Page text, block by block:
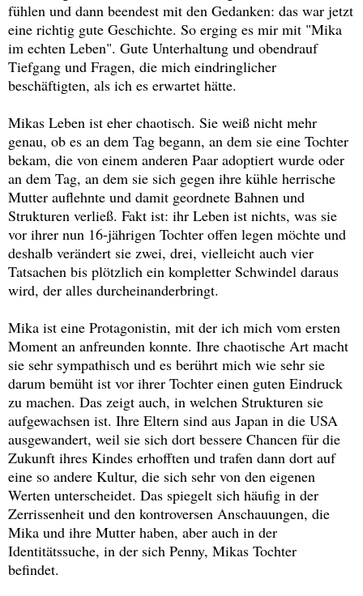
fühlen und dann beendest mit den Gedanken: das war jetzt
eine richtig gute Geschichte. So erging es mir mit "Mika
im echten Leben". Gute Unterhaltung und obendrauf
Tiefgang und Fragen, die mich eindringlicher
beschäftigten, als ich es erwartet hätte.
Mikas Leben ist eher chaotisch. Sie weiß nicht mehr
genau, ob es an dem Tag begann, an dem sie eine Tochter
bekam, die von einem anderen Paar adoptiert wurde oder
an dem Tag, an dem sie sich gegen ihre kühle herrische
Mutter auflehnte und damit geordnete Bahnen und
Strukturen verließ. Fakt ist: ihr Leben ist nichts, was sie
vor ihrer nun 16-jährigen Tochter offen legen möchte und
deshalb verändert sie zwei, drei, vielleicht auch vier
Tatsachen bis plötzlich ein kompletter Schwindel daraus
wird, der alles durcheinanderbringt.
Mika ist eine Protagonistin, mit der ich mich vom ersten
Moment an anfreunden konnte. Ihre chaotische Art macht
sie sehr sympathisch und es berührt mich wie sehr sie
darum bemüht ist vor ihrer Tochter einen guten Eindruck
zu machen. Das zeigt auch, in welchen Strukturen sie
aufgewachsen ist. Ihre Eltern sind aus Japan in die USA
ausgewandert, weil sie sich dort bessere Chancen für die
Zukunft ihres Kindes erhofften und trafen dann dort auf
eine so andere Kultur, die sich sehr von den eigenen
Werten unterscheidet. Das spiegelt sich häufig in der
Zerrissenheit und den kontroversen Anschauungen, die
Mika und ihre Mutter haben, aber auch in der
Identitätssuche, in der sich Penny, Mikas Tochter
befindet.